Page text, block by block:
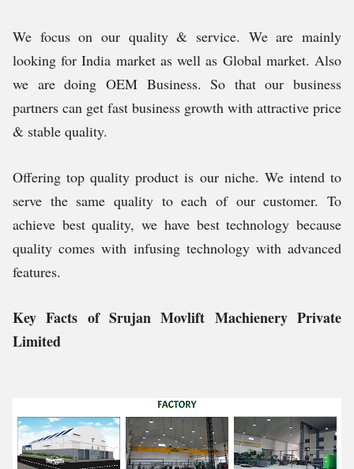
We focus on our quality & service. We are mainly
looking for India market as well as Global market. Also
we are doing OEM Business. So that our business
partners can get fast business growth with attractive price
& stable quality.
Offering top quality product is our niche. We intend to
serve the same quality to each of our customer. To
achieve best quality, we have best technology because
quality comes with infusing technology with advanced
features.
Key Facts of Srujan Movlift Machienery Private
Limited